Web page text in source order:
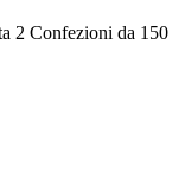
2 Confezioni da 150